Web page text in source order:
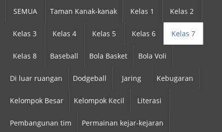
SEMUA Taman Kanak-kanak Kelas 1 Kelas 2
Kelas 3 Kelas 4 Kelas 5 Kelas 6 Kelas 7
Kelas 8 Baseball Bola Basket Bola Voli
Di luar ruangan Dodgeball Jaring Kebugaran
Kelompok Besar Kelompok Kecil Literasi
Pembangunan tim Permainan kejar-kejaran